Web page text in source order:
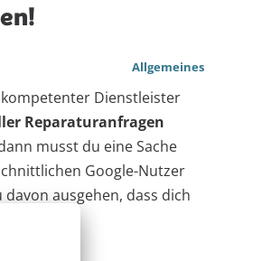
Allgemeines
Dienstleister
Reparaturanfragen
musst du eine Sache
Google-Nutzer
ausgehen, dass dich